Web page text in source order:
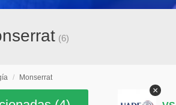
(6)
/ Monserrat
×